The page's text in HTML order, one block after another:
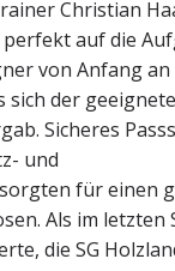
Christian
auf die
von Anfang
sich der
Sicheres
und
für einen
Als im letzten
die SG